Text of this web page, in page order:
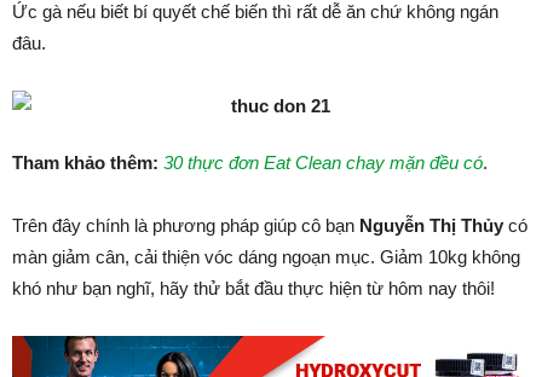
Ức gà nếu biết bí quyết chế biến thì rất dễ ăn chứ không ngán
đâu.
Tham khảo thêm: 30 thực đơn Eat Clean chay mặn đều có.
Trên đây chính là phương pháp giúp cô bạn Nguyễn Thị Thủy có
màn giảm cân, cải thiện vóc dáng ngoạn mục. Giảm 10kg không
khó như bạn nghĩ, hãy thử bắt đầu thực hiện từ hôm nay thôi!